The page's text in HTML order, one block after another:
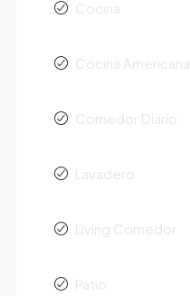
Cocina
Cocina Americana
Comedor Diario
Lavadero
Living Comedor
Patio